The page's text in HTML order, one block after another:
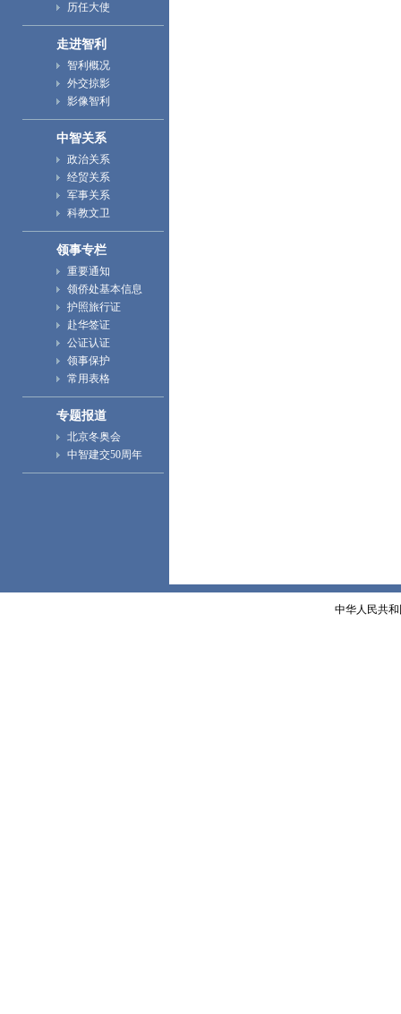
历任大使
走进智利
智利概况
外交掠影
影像智利
中智关系
政治关系
经贸关系
军事关系
科教文卫
领事专栏
重要通知
领侨处基本信息
护照旅行证
赴华签证
公证认证
领事保护
常用表格
专题报道
北京冬奥会
中智建交50周年
中华人民共